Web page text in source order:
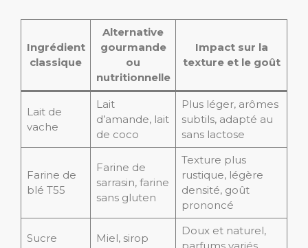
Ingrédient
classique
Alternative
gourmande
ou
nutritionnelle
Impact sur la
texture et le goût
Lait de
vache
Lait
d’amande, lait
de coco
Plus léger, arômes
subtils, adapté au
sans lactose
Farine de
blé T55
Farine de
sarrasin, farine
sans gluten
Texture plus
rustique, légère
densité, goût
prononcé
Sucre
Miel, sirop
Doux et naturel,